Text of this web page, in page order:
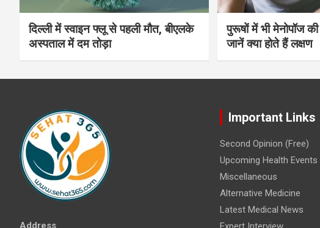
दिल्ली में स्वाइन फ्लू से पहली मौत, बीएलके
अस्पताल में दम तोड़ा
पुरूषों में भी मेनोपॉज
जानें क्या होते हैं लक्षण
Address
Important Links
Second Opinion (Free)
Upcoming Health Events
Miscellaneous
Alternative Medicine
Latest Medical News